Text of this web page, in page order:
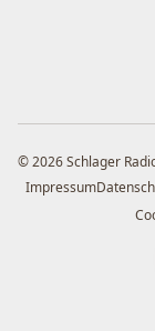
© 2026 Schlager
Impressum